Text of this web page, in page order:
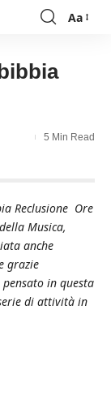
Font
Aa
5 Min Read
Reclusione Ore
Musica,
anche
grazie
pensato in questa
di attività in